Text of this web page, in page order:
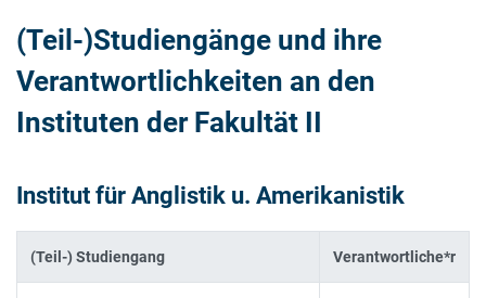
(Teil-)Studiengänge und ihre
Verantwortlichkeiten an den
Instituten der Fakultät II
Institut für Anglistik u. Amerikanistik
(Teil-) Studiengang Verantwortliche*r